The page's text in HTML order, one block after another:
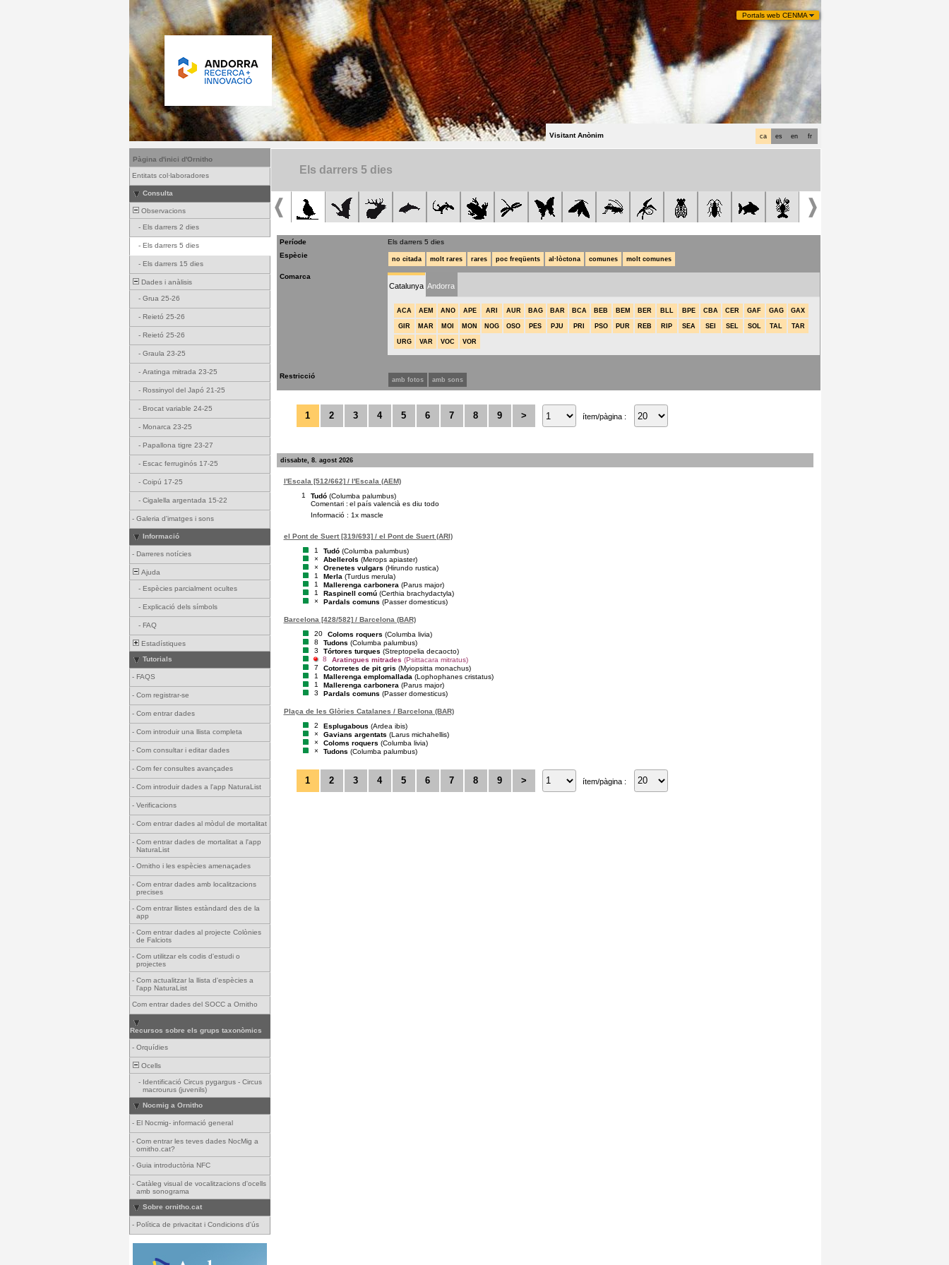
Portals web CENMA
fr
en
es
ca
Visitant Anònim
Pàgina d'inici d'Ornitho
Entitats col·laboradores
Consulta
Observacions
- Els darrers 2 dies
- Els darrers 5 dies
- Els darrers 15 dies
Dades i anàlisis
- Grua 25-26
- Reietó 25-26
- Reietó 25-26
- Graula 23-25
- Aratinga mitrada 23-25
- Rossinyol del Japó 21-25
- Brocat variable 24-25
- Monarca 23-25
- Papallona tigre 23-27
- Escac ferruginós 17-25
- Coipú 17-25
- Cigalella argentada 15-22
- Galeria d'imatges i sons
Informació
- Darreres notícies
Ajuda
- Espècies parcialment ocultes
- Explicació dels símbols
- FAQ
Estadístiques
Tutorials
- FAQS
- Com registrar-se
- Com entrar dades
- Com introduir una llista completa
- Com consultar i editar dades
- Com fer consultes avançades
- Com introduir dades a l'app NaturaList
- Verificacions
- Com entrar dades al mòdul de mortalitat
- Com entrar dades de mortalitat a l'app
NaturaList
- Ornitho i les espècies amenaçades
- Com entrar dades amb localitzacions
precises
- Com entrar llistes estàndard des de la
app
- Com entrar dades al projecte Colònies
de Falciots
- Com utilitzar els codis d'estudi o
projectes
- Com actualitzar la llista d'espècies a
l'app NaturaList
Com entrar dades del SOCC a Ornitho
Recursos sobre els grups taxonòmics
- Orquídies
Ocells
- Identificació Circus pygargus - Circus
macrourus (juvenils)
Nocmig a Ornitho
- El Nocmig- informació general
- Com entrar les teves dades NocMig a
ornitho.cat?
- Guia introductòria NFC
- Catàleg visual de vocalitzacions d'ocells
amb sonograma
Sobre ornitho.cat
- Política de privacitat i Condicions d'ús
Els darrers 5 dies
Període
Els darrers 5 dies
Espècie
no citada molt rares rares poc freqüents al·lòctona comunes molt comunes
Comarca
Catalunya Andorra
ACA AEM ANO APE ARI AUR BAG BAR BCA BEB BEM BER BLL BPE CBA CER GAF GAG GAX
GIR MAR MOI MON NOG OSO PES PJU PRI PSO PUR REB RIP SEA SEI SEL SOL TAL TAR
URG VAR VOC VOR
Restricció amb fotos amb sons
1 2 3 4 5 6 7 8 9 > ítem/pàgina :
dissabte, 8. agost 2026
l'Escala [512/662] / l'Escala (AEM)
1
Tudó (Columba palumbus)
Comentari : el país valencià es diu todo
Informació : 1x mascle
el Pont de Suert [319/693] / el Pont de Suert (ARI)
1
Tudó (Columba palumbus)
×
Abellerols (Merops apiaster)
×
Orenetes vulgars (Hirundo rustica)
1
Merla (Turdus merula)
1
Mallerenga carbonera (Parus major)
1
Raspinell comú (Certhia brachydactyla)
×
Pardals comuns (Passer domesticus)
Barcelona [428/582] / Barcelona (BAR)
20
Coloms roquers (Columba livia)
8
Tudons (Columba palumbus)
3
Tórtores turques (Streptopelia decaocto)
8
Aratingues mitrades (Psittacara mitratus)
7
Cotorretes de pit gris (Myiopsitta monachus)
1
Mallerenga emplomallada (Lophophanes cristatus)
1
Mallerenga carbonera (Parus major)
3
Pardals comuns (Passer domesticus)
Plaça de les Glòries Catalanes / Barcelona (BAR)
2
Esplugabous (Ardea ibis)
×
Gavians argentats (Larus michahellis)
×
Coloms roquers (Columba livia)
×
Tudons (Columba palumbus)
1 2 3 4 5 6 7 8 9 > ítem/pàgina :